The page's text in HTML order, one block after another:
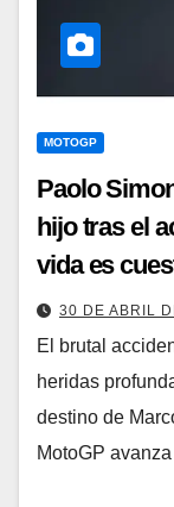
MOTOGP
Paolo
hijo tras el
vida es
30 DE ABRIL
El brutal
heridas
destino de
MotoGP